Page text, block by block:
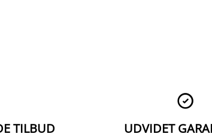
TILBUD

UDVIDET